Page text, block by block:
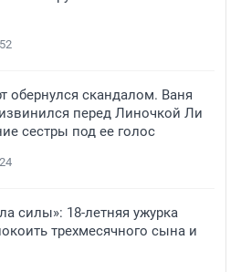
52
обернулся скандалом. Ваня
перед Линочкой Ли
сестры под ее голос
24
силы»: 18-летняя ужурка
трехмесячного сына и